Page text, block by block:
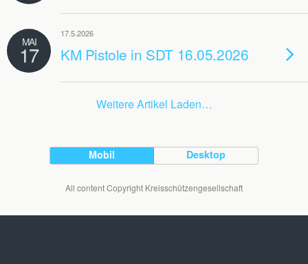
MAI
17
17.5.2026
KM Pistole in SDT 16.05.2026
Weitere Artikel Laden…
Mobil Desktop
All content Copyright Kreisschützengesellschaft